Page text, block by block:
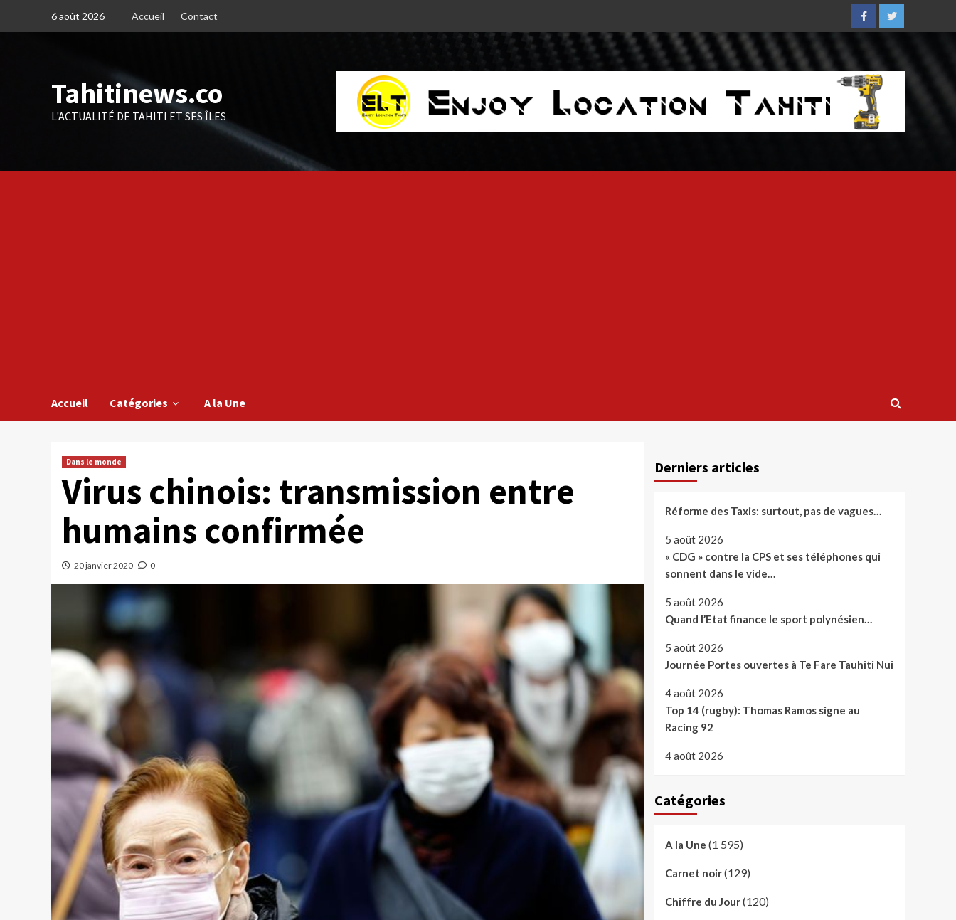
6 août 2026 Accueil Contact
FacebookTwitter
Tahitinews.co
L'ACTUALITÉ DE TAHITI ET SES ÎLES
Accueil Catégories A la Une
Dans le monde
Virus chinois: transmission entre
humains confirmée
20 janvier 2020 0
Derniers articles
Réforme des Taxis: surtout, pas de vagues…
5 août 2026
« CDG » contre la CPS et ses téléphones qui
sonnent dans le vide…
5 août 2026
Quand l’Etat finance le sport polynésien…
5 août 2026
Journée Portes ouvertes à Te Fare Tauhiti Nui
4 août 2026
Top 14 (rugby): Thomas Ramos signe au
Racing 92
4 août 2026
Catégories
A la Une (1 595)
Carnet noir(129)
Chiffre du Jour(120)